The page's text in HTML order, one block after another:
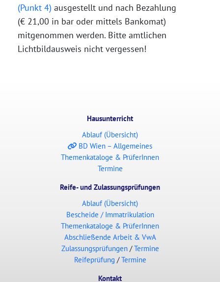
(Punkt 4) ausgestellt und nach Bezahlung
(€ 21,00 in bar oder mittels Bankomat)
mitgenommen werden. Bitte amtlichen
Lichtbildausweis nicht vergessen!
Hausunterricht
Ablauf (Übersicht)
BD Wien – Allgemeines
Themenkataloge & PrüferInnen
Termine
Reife- und Zulassungsprüfungen
Ablauf (Übersicht)
Bescheide / Immatrikulation
Themenkataloge & PrüferInnen
Abschließende Arbeit & VwA
Zulassungsprüfungen/Termine
Reifeprüfung /Termine
Kontakt